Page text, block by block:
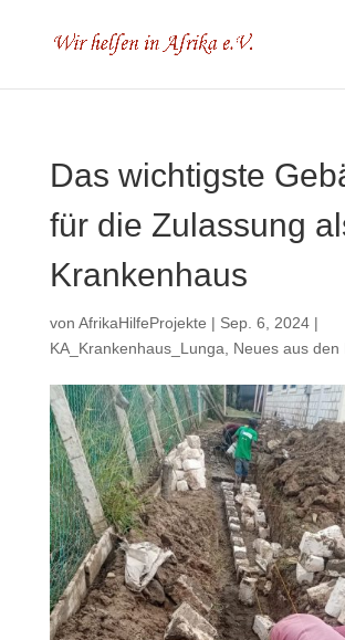
Das wichtigste
für die Zulassung
Krankenhaus
von AfrikaHilfeProjekte | Sep. 6, 2024|
KA_Krankenhaus_Lunga
Neues aus den